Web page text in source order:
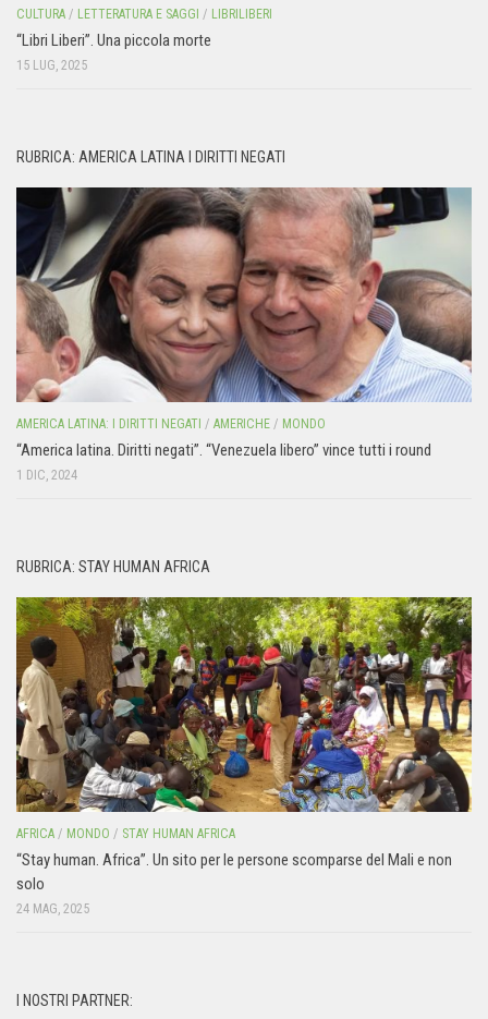
CULTURA / LETTERATURA E SAGGI / LIBRILIBERI
“Libri Liberi”. Una piccola morte
15 LUG, 2025
RUBRICA: AMERICA LATINA I DIRITTI NEGATI
AMERICA LATINA: I DIRITTI NEGATI / AMERICHE / MONDO
“America latina. Diritti negati”. “Venezuela libero” vince tutti i round
1 DIC, 2024
RUBRICA: STAY HUMAN AFRICA
AFRICA / MONDO / STAY HUMAN AFRICA
“Stay human. Africa”. Un sito per le persone scomparse del Mali e non
solo
24 MAG, 2025
I NOSTRI PARTNER: